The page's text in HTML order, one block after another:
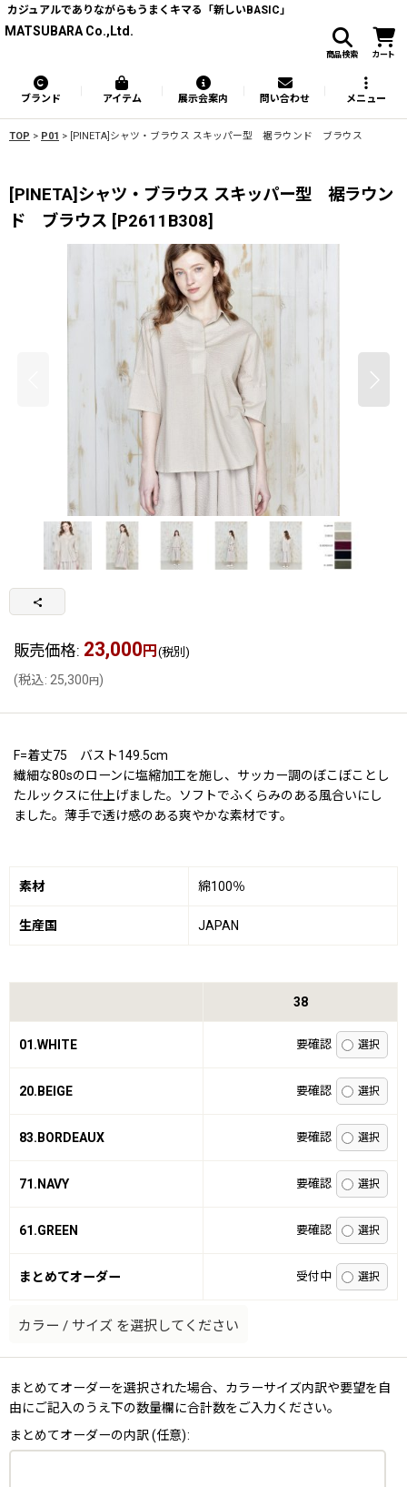
カジュアルでありながらもうまくキマる「新しいBASIC」
MATSUBARA Co.,Ltd.
商品検索 カート
ブランド アイテム 展示会案内 問い合わせ メニュー
TOP > P01 > [PINETA]シャツ・ブラウス スキッパー型 裾ラウンド ブラウス
[PINETA]シャツ・ブラウス スキッパー型 裾ラウン
ド ブラウス [P2611B308]
販売価格: 23,000 円 (税別)
(税込: 25,300円)
F=着丈75 バスト149.5cm
繊細な80sのローンに塩縮加工を施し、サッカー調のぼこぼことし
たルックスに仕上げました。ソフトでふくらみのある風合いにし
ました。薄手で透け感のある爽やかな素材です。
素材 綿100％
生産国 JAPAN
38
01.WHITE 要確認
20.BEIGE 要確認
83.BORDEAUX 要確認
71.NAVY 要確認
61.GREEN 要確認
まとめてオーダー 受付中
カラー / サイズ を選択してください
まとめてオーダーを選択された場合、カラーサイズ内訳や要望を自
由にご記入のうえ下の数量欄に合計数をご入力ください。
まとめてオーダーの内訳 (任意):